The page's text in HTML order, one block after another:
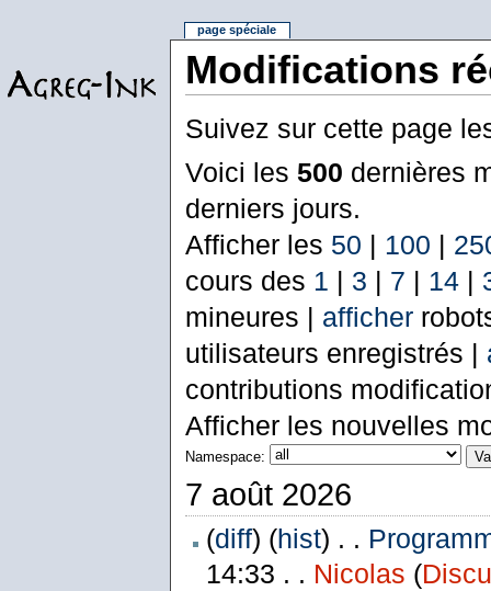
Modifications
Suivez sur cette page
Voici les 500 dernières
derniers jours.
Afficher les 50 | 100 |
cours des 1 | 3 | 7 | 14|
mineures | afficher
utilisateurs enregistrés |
contributions
Afficher les nouvelles
Namespace:
7 août 2026
(diff) (hist) . .
14:33 . . Nicolas (
page spéciale